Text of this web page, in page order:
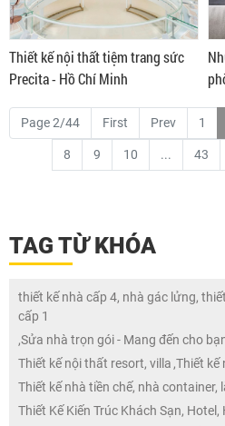
Thiết kế nội thất tiệm trang sức
Precita - Hồ Chí Minh
Page 2/44 First Prev 1
8 9 10 ... 43
TAG TỪ KHÓA
thiết kế nhà cấp 4, nhà gác lửng,
cấp 1
,Sửa nhà trọn gói - Mang đến cho
Thiết kế nội thất resort, villa ,Thiết kế
Thiết kế nhà tiền chế, nhà container,
Thiết Kế Kiến Trúc Khách Sạn,